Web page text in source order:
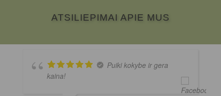
ATSILIEPIMAI APIE MUS
Puiki kokybe ir gera
kaina!